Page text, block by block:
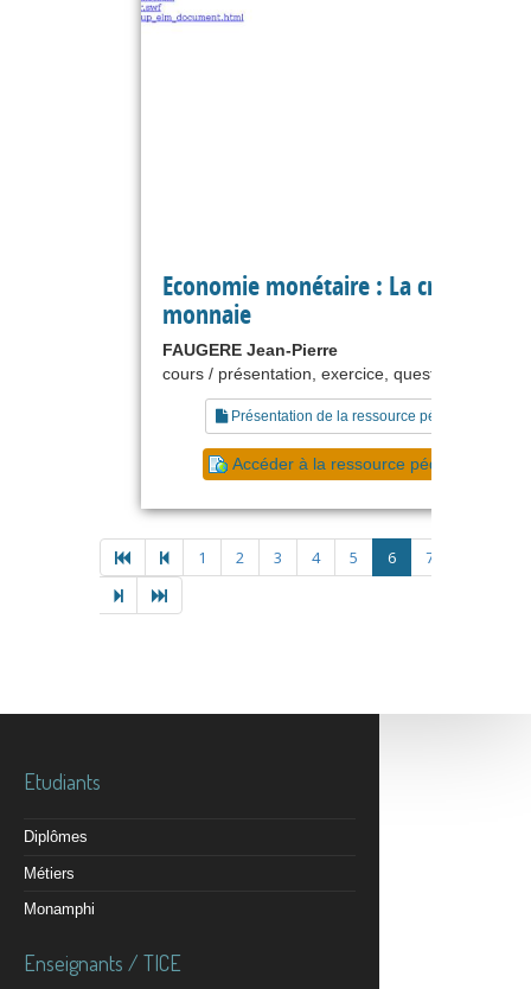
Economie monétaire : La création de
monnaie
FAUGERE Jean-Pierre
cours / présentation, exercice, questionnaire
Présentation de la ressource pédagogique
Accéder à la ressource pédagogique
1 2 3 4 5 6 7
Etudiants
Diplômes
Métiers
Monamphi
Enseignants / TICE